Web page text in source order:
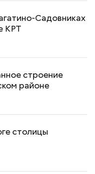
Садовниках
КРТ
строение
районе
столицы